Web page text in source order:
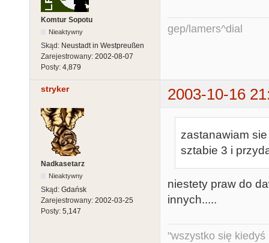
Komtur Sopotu
Nieaktywny
Skąd: Neustadt in Westpreußen
Zarejestrowany: 2002-08-07
Posty: 4,879
gep/lamers^dial
stryker 2003-10-16
Nadkasetarz
Nieaktywny
Skąd: Gdańsk
Zarejestrowany: 2002-03-25
Posty: 5,147
zastanawiam
sztabie 3 i
niestety praw do
innych.....
"wszystko się kiedyś